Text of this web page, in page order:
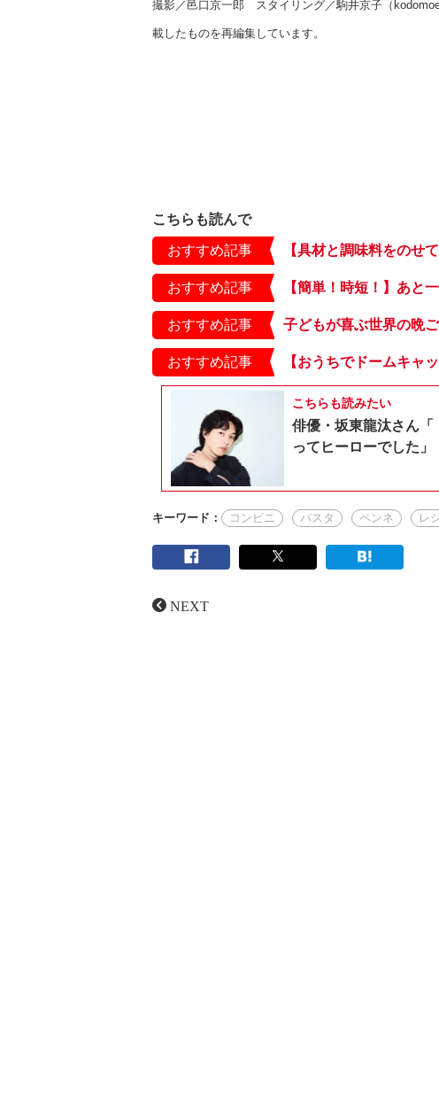
撮影／邑口京一郎 スタイリング／駒井京子（
載したものを再編集しています。
こちらも読んで
おすすめ記事
おすすめ記事
おすすめ記事
おすすめ記事
こちらも読みたい
俳優・坂東龍汰さん「
ってヒーローでした」
キーワード： コンビニ パスタ ペンネ レ
NEXT